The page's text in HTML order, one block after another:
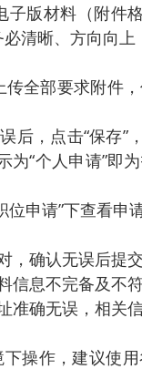
子版材料（附
清晰、方向向
全部要求附件
后，点击“保存”
为“个人申请”
申请”下查看申
，确认无误后提
信息不完备及不
准确无误，相关
下操作，建议使